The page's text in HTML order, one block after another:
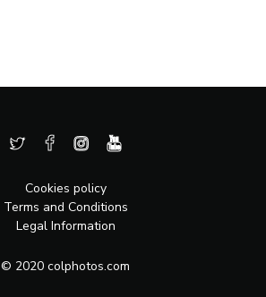
Cookies policy
Terms and Conditions
Legal Information
© 2020 colphotos.com